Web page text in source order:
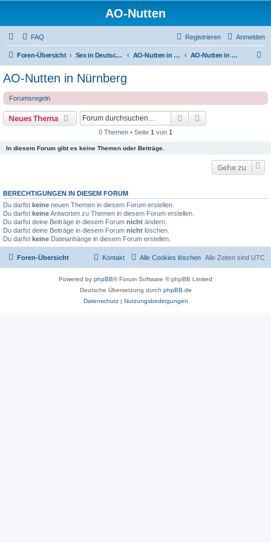
AO-Nutten
FAQ Anmelden
Registrieren
Foren-Übersicht Sex in Deutschland AO-Nutten in Bayern AO-Nutten in Nürnberg
AO-Nutten in Nürnberg
Forumsregeln
Neues Thema Suche
0 Themen • Seite 1 von 1
In diesem Forum gibt es keine Themen oder Beiträge.
Gehe zu
BERECHTIGUNGEN IN DIESEM FORUM
Du darfst keine neuen Themen in diesem Forum erstellen.
Du darfst keineAntworten zu Themen in diesem Forum erstellen.
Du darfst deine Beiträge in diesem Forum nicht ändern.
Du darfst deine Beiträge in diesem Forum nicht löschen.
Du darfst keine Dateianhänge in diesem Forum erstellen.
Foren-Übersicht Alle Zeiten sind UTC
Alle Cookies löschen
Kontakt
Powered by phpBB® Forum Software © phpBB Limited
Deutsche Übersetzung durch phpBB.de
Datenschutz| Nutzungsbedingungen